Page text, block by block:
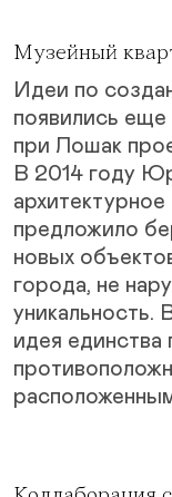
Музейный
Идеи по
появились
при Лошак
В 2014 году
предложило
новых
города, не
уникальность.
идея единства